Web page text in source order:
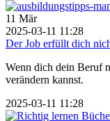
11 Mär
2025-03-11 11:28
Der Job erfüllt dich
Wenn dich dein Beruf
verändern kannst.
2025-03-11 11:28